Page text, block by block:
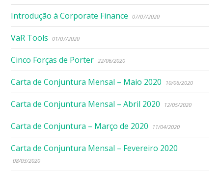
Introdução à Corporate Finance 07/07/2020
VaR Tools 01/07/2020
Cinco Forças de Porter 22/06/2020
Carta de Conjuntura Mensal – Maio 2020 10/06/2020
Carta de Conjuntura Mensal – Abril 2020 12/05/2020
Carta de Conjuntura – Março de 2020 11/04/2020
Carta de Conjuntura Mensal – Fevereiro 2020
08/03/2020